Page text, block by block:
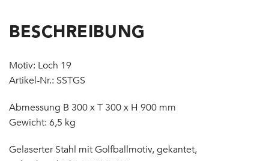
BESCHREIBUNG
Motiv: Loch 19
Artikel-Nr.: SSTGS
Abmessung B 300 x T 300 x H 900 mm
Gewicht: 6,5 kg
Gelaserter Stahl mit Golfballmotiv, gekantet,